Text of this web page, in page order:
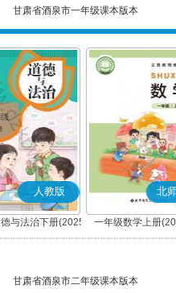
甘肃省酒泉市一年级课本版本
人教版
与法治下册(2025
版)(部编版)
北
一年级数学上册
甘肃省酒泉市二年级课本版本